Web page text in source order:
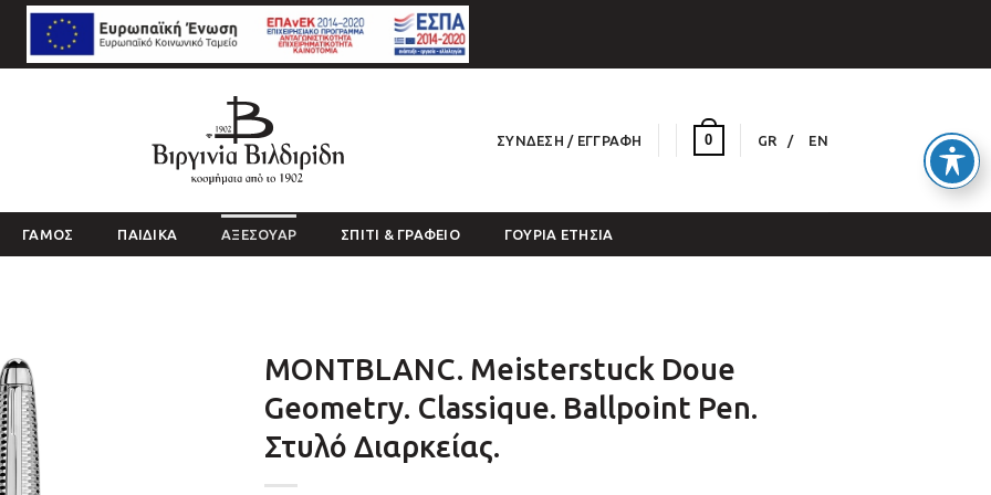
ΣΎΝΔΕΣΗ / ΕΓΓΡΑΦΉ 0 GR EN
ΓΑΜΟΣ ΠΑΙΔΙΚΑ ΑΞΕΣΟΥΑΡ ΣΠΙΤΙ & ΓΡΑΦΕΙΟ ΓΟΎΡΙΑ ΕΤΉΣΙΑ
MONTBLANC. Meisterstuck Doue
Geometry. Classique. Ballpoint Pen.
Στυλό Διαρκείας.